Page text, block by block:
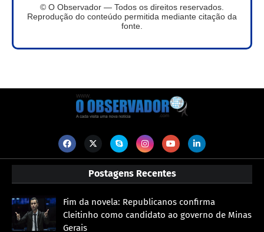
© O Observador — Todos os direitos reservados.
Reprodução do conteúdo permitida mediante citação da
fonte.
Postagens Recentes
Fim da novela: Republicanos confirma
Cleitinho como candidato ao governo de Minas
Gerais